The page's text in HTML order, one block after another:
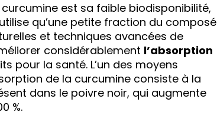
est sa faible biodisponibilité,
qu’une petite fraction du composé
et techniques avancées de
considérablement l’absorption
pour la santé. L’un des moyens
de la curcumine consiste à la
dans le poivre noir, qui augmente
%.